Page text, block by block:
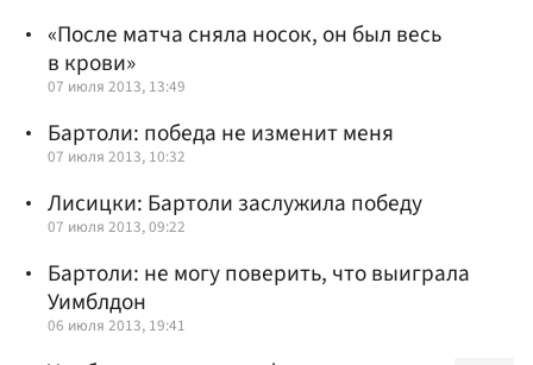
«После матча сняла носок, он был весь
в крови»
07 июля 2013, 13:49
Бартоли: победа не изменит меня
07 июля 2013, 10:32
Лисицки: Бартоли заслужила победу
07 июля 2013, 09:22
Бартоли: не могу поверить, что выиграла
Уимблдон
06 июля 2013, 19:41